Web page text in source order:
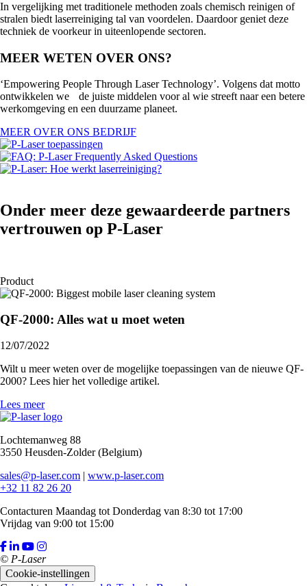
In vergelijking met traditionele methoden zoals chemisch reinigen of
stralen biedt laserreiniging tal van voordelen. Daardoor geniet deze
techniek de voorkeur in uiteenlopende sectoren.
MEER WETEN OVER ONS?
‘Empowering People Through Laser Technology’. Volgens dat motto
ontwikkelen we de juiste middelen voor al wie streeft naar een betere
werkomgeving en een duurzame planeet.
MEER OVER ONS BEDRIJF
Onder meer deze gewaardeerde partners
vertrouwen op P-Laser
Product
QF-2000: Alles wat u moet weten
12/07/2022
Wilt u meer weten over de mogelijke toepassingen van de nieuwe QF-
2000? Lees hier het volledige artikel.
Lees meer
Lochtemanweg 88
3550 Heusden-Zolder (Belgium)
sales@p-laser.com | www.p-laser.com
+32 11 82 26 20
Contacturen Maandag tot Donderdag van 8:30 tot 17:00
Vrijdag van 9:00 tot 15:00
© P-Laser
Cookie-instellingen